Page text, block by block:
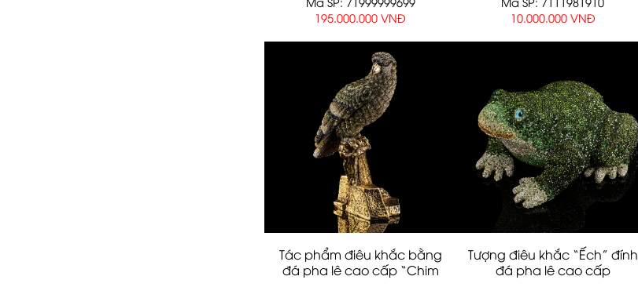
195.000.000 VNĐ
10.000.000 VNĐ
Tác phẩm điêu khắc bằng
đá pha lê cao cấp “Chim
Tượng điêu khắc “Ếch” đính
đá pha lê cao cấp